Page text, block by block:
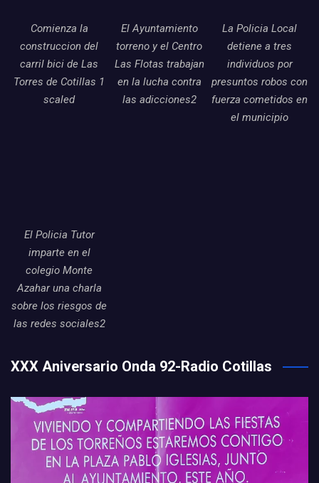
Comienza la
construccion del
carril bici de Las
Torres de Cotillas 1
scaled
El Ayuntamiento
torreno y el Centro
Las Flotas trabajan
en la lucha contra
las adicciones2
La Policia Local
detiene a tres
individuos por
presuntos robos con
fuerza cometidos en
el municipio
El Policia Tutor
imparte en el
colegio Monte
Azahar una charla
sobre los riesgos de
las redes sociales2
XXX Aniversario Onda 92-Radio Cotillas